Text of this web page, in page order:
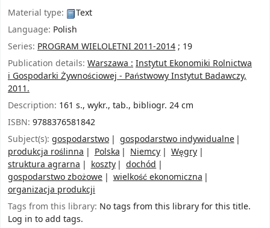
Material type:
Text
Language: Polish
Series: PROGRAM WIELOLETNI 2011-2014; 19
Publication details: Warszawa :Instytut Ekonomiki Rolnictwa
i Gospodarki Żywnościowej - Państwowy Instytut Badawczy,
2011.
Description: 161 s., wykr., tab., bibliogr. 24 cm
ISBN: 9788376581842
Subject(s): gospodarstwo
gospodarstwo indywidualne
produkcja roślinna
Polska Niemcy
Węgry
struktura agrarna
koszty
dochód
gospodarstwo zbożowe
wielkość ekonomiczna
organizacja produkcji
Tags from this library: No tags from this library for this title.
Log in to add tags.